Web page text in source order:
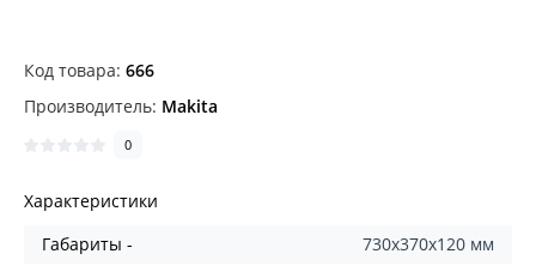
Код товара: 666
Производитель: Makita
0
Характеристики
Габариты -
730х370х120 мм